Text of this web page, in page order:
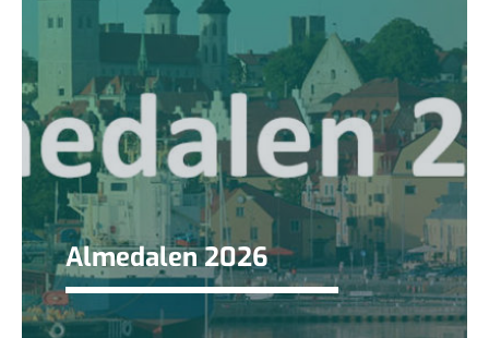
Almedalen 2026